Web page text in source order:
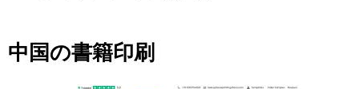
中国の書籍印刷